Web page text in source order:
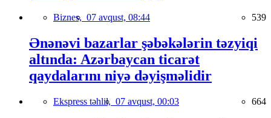
Biznes, 07 avqust, 08:44 539
Ənənəvi bazarlar şəbəkələrin təzyiqi
altında: Azərbaycan ticarət
qaydalarını niyə dəyişməlidir
Ekspress təhlil, 07 avqust, 00:03 664